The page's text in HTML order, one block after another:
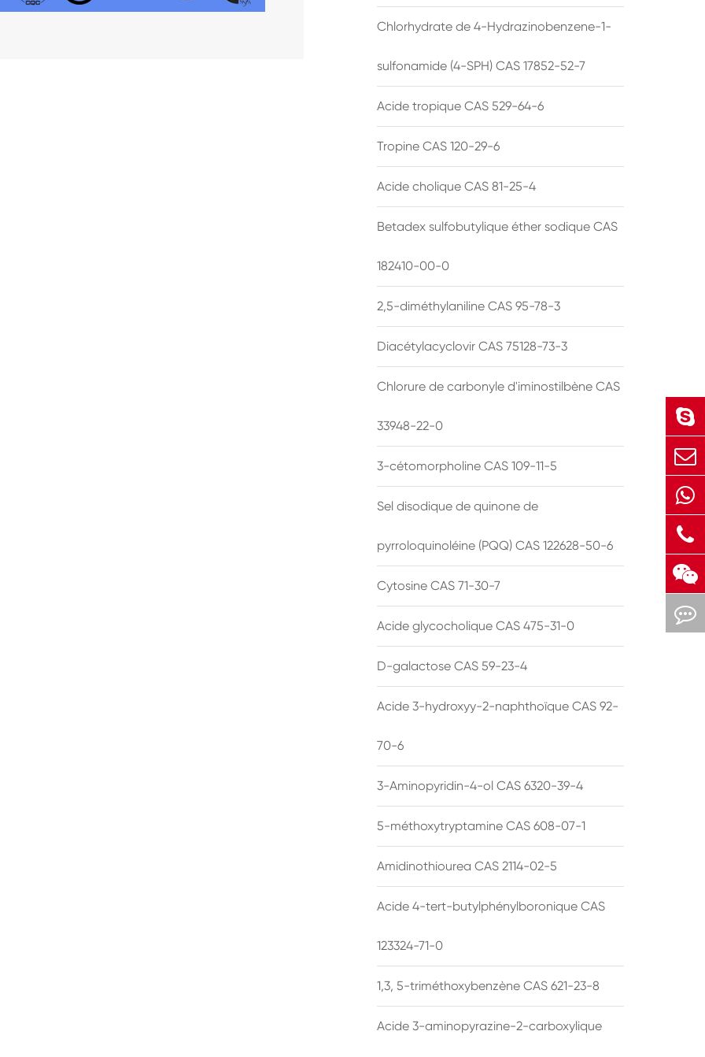
Chlorhydrate de 4-Hydrazinobenzene-1-
sulfonamide (4-SPH) CAS 17852-52-7
Acide tropique CAS 529-64-6
Tropine CAS 120-29-6
Acide cholique CAS 81-25-4
Betadex sulfobutylique éther sodique CAS
182410-00-0
2,5-diméthylaniline CAS 95-78-3
Diacétylacyclovir CAS 75128-73-3
Chlorure de carbonyle d'iminostilbène CAS
33948-22-0
3-cétomorpholine CAS 109-11-5
Sel disodique de quinone de
pyrroloquinoléine (PQQ) CAS 122628-50-6
Cytosine CAS 71-30-7
Acide glycocholique CAS 475-31-0
D-galactose CAS 59-23-4
Acide 3-hydroxyy-2-naphthoïque CAS 92-
70-6
3-Aminopyridin-4-ol CAS 6320-39-4
5-méthoxytryptamine CAS 608-07-1
Amidinothiourea CAS 2114-02-5
Acide 4-tert-butylphénylboronique CAS
123324-71-0
1,3, 5-triméthoxybenzène CAS 621-23-8
Acide 3-aminopyrazine-2-carboxylique